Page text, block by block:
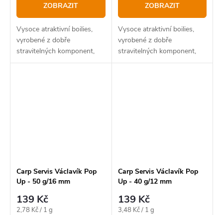
ZOBRAZIT
Vysoce atraktivní boilies,
vyrobené z dobře
stravitelných komponent,
ptačích zobů, rybích
ZOBRAZIT
Vysoce atraktivní boilies,
vyrobené z dobře
stravitelných komponent,
ptačích zobů, rybích
Carp Servis Václavík Pop
Up - 50 g/16 mm
139 Kč
Měrná
2,78 Kč / 1 g
Carp Servis Václavík Pop
Up - 40 g/12 mm
139 Kč
Měrná
3,48 Kč / 1 g